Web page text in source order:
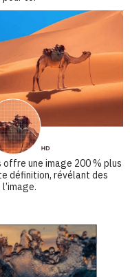
une image 200 % plus
définition, révélant des